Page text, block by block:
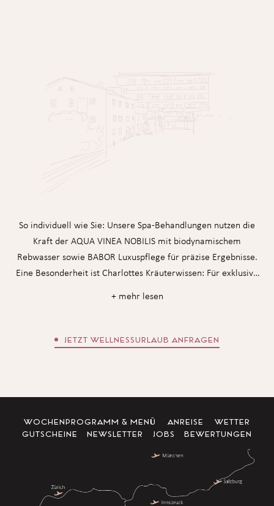
So individuell wie Sie: Unsere Spa-Behandlungen nutzen die
Kraft der AQUA VINEA NOBILIS mit biodynamischem
Rebwasser sowie BABOR Luxuspflege für präzise Ergebnisse.
Eine Besonderheit ist Charlottes Kräuterwissen: Für exklusive
+ mehr lesen
JETZT WELLNESSURLAUB ANFRAGEN
WOCHENPROGRAMM & MENÜ ANREISE
WETTER
GUTSCHEINE
NEWSLETTER JOBS BEWERTUNGEN